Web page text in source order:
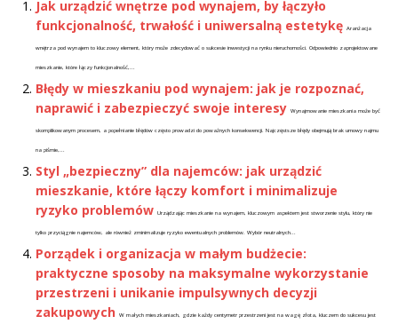
Jak urządzić wnętrze pod wynajem, by łączyło
funkcjonalność, trwałość i uniwersalną estetykę Aranżacja
wnętrza pod wynajem to kluczowy element, który może zdecydować o sukcesie inwestycji na rynku nieruchomości. Odpowiednio zaprojektowane
mieszkanie, które łączy funkcjonalność,...
Błędy w mieszkaniu pod wynajem: jak je rozpoznać,
naprawić i zabezpieczyć swoje interesy Wynajmowanie mieszkania może być
skomplikowanym procesem, a popełnianie błędów często prowadzi do poważnych konsekwencji. Najczęstsze błędy obejmują brak umowy najmu
na piśmie,...
Styl „bezpieczny” dla najemców: jak urządzić
mieszkanie, które łączy komfort i minimalizuje
ryzyko problemów Urządzając mieszkanie na wynajem, kluczowym aspektem jest stworzenie stylu, który nie
tylko przyciągnie najemców, ale również zminimalizuje ryzyko ewentualnych problemów. Wybór neutralnych...
Porządek i organizacja w małym budżecie:
praktyczne sposoby na maksymalne wykorzystanie
przestrzeni i unikanie impulsywnych decyzji
zakupowych
W małych mieszkaniach, gdzie każdy centymetr przestrzeni jest na wagę złota, kluczem do sukcesu jest